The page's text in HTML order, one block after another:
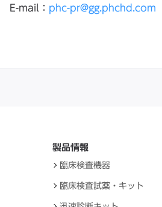
mail： phc-pr@gg.phchd.com
製品情報
臨床検査機器
臨床検査試薬・キット